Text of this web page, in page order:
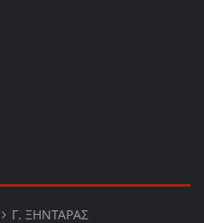
Γ. ΞΗΝΤΆΡΑΣ